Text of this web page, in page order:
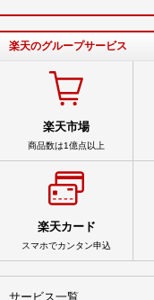
楽天のグループサービス
楽天市場
商品数は1億点以上
楽天カード
スマホでカンタン申込
サービス一覧